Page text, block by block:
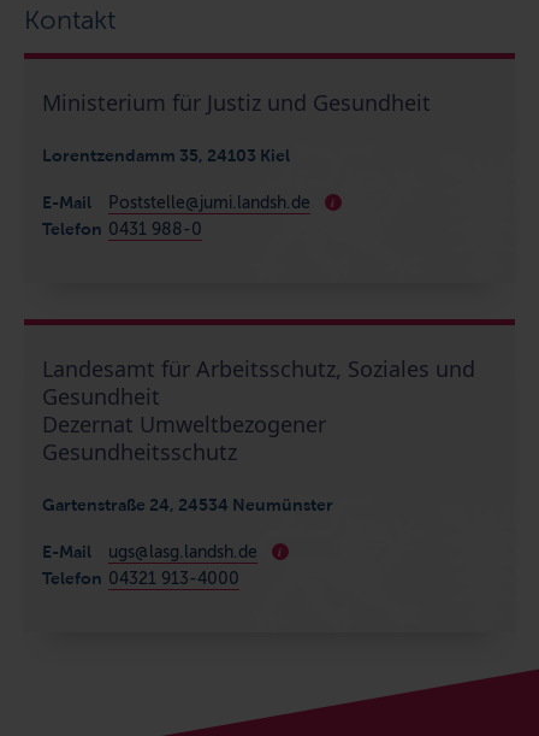
Kontakt
Ministerium für Justiz und Gesundheit
Lorentzendamm 35, 24103 Kiel
E-Mail Poststelle@jumi.landsh.de
i
Telefon 0431 988-0
Landesamt für Arbeitsschutz, Soziales und
Gesundheit
Dezernat Umweltbezogener
Gesundheitsschutz
Gartenstraße 24, 24534 Neumünster
E-Mail ugs@lasg.landsh.de
i
Telefon 04321 913-4000